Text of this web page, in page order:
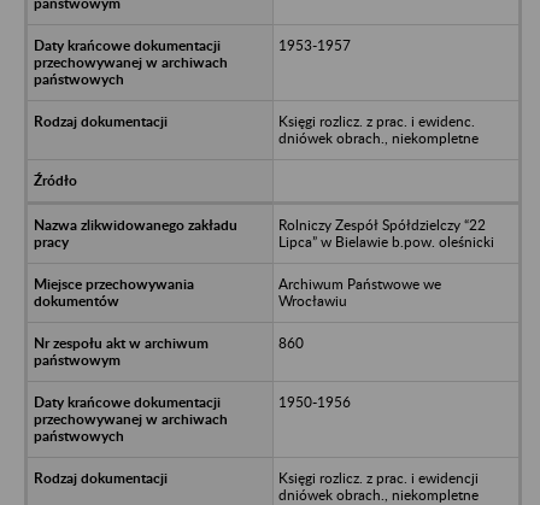
1953-1957
Księgi rozlicz. z prac. i ewidenc.
dniówek obrach., niekompletne
Rolniczy Zespół Spółdzielczy “22
Lipca” w Bielawie b.pow. oleśnicki
Archiwum Państwowe we
Wrocławiu
860
1950-1956
Księgi rozlicz. z prac. i ewidencji
dniówek obrach., niekompletne